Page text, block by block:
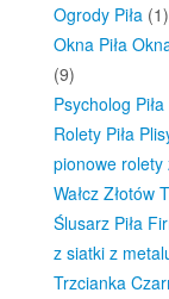
Ogrody Piła (1)
Okna Piła
(9)
Psycholog Piła
Rolety Piła
pionowe rolety
Wałcz Złotów
Ślusarz Piła
z siatki z
Trzcianka